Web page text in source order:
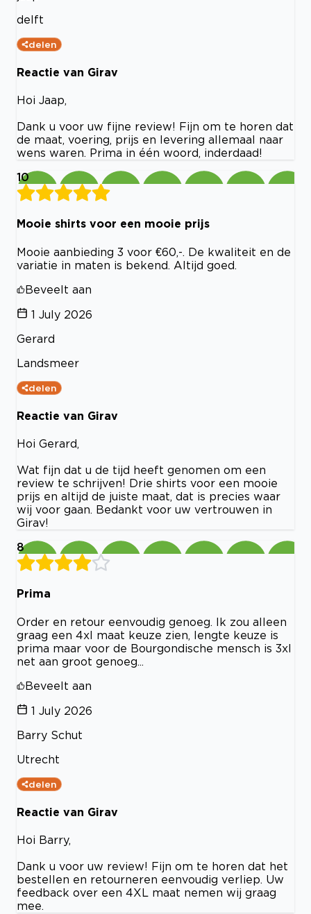
delft
delen
Reactie van Girav
Hoi Jaap,
Dank u voor uw fijne review! Fijn om te horen dat
de maat, voering, prijs en levering allemaal naar
wens waren. Prima in één woord, inderdaad!
10
Mooie shirts voor een mooie prijs
Mooie aanbieding 3 voor €60,-. De kwaliteit en de
variatie in maten is bekend. Altijd goed.
Beveelt aan
1 July 2026
Gerard
Landsmeer
delen
Reactie van Girav
Hoi Gerard,
Wat fijn dat u de tijd heeft genomen om een
review te schrijven! Drie shirts voor een mooie
prijs en altijd de juiste maat, dat is precies waar
wij voor gaan. Bedankt voor uw vertrouwen in
Girav!
8
Prima
Order en retour eenvoudig genoeg. Ik zou alleen
graag een 4xl maat keuze zien, lengte keuze is
prima maar voor de Bourgondische mensch is 3xl
net aan groot genoeg...
Beveelt aan
1 July 2026
Barry Schut
Utrecht
delen
Reactie van Girav
Hoi Barry,
Dank u voor uw review! Fijn om te horen dat het
bestellen en retourneren eenvoudig verliep. Uw
feedback over een 4XL maat nemen wij graag
mee.